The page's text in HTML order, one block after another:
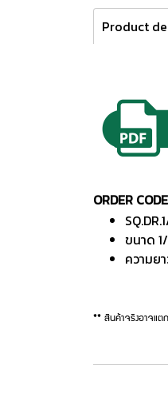
Product
ORDER
ขนาด
ความย
** สินค้าจริงอาจแต